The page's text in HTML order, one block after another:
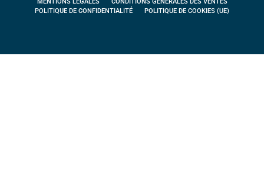
POLITIQUE DE CONFIDENTIALITÉ
POLITIQUE DE COOKIES (UE)